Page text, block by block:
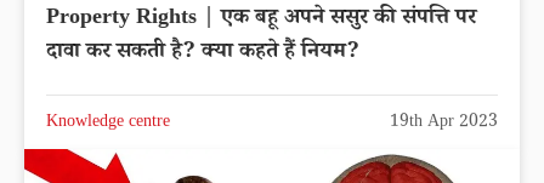
Property Rights | एक बहू अपने ससुर की संपत्ति पर
दावा कर सकती है? क्या कहते हैं नियम?
Knowledge centre 19th Apr 2023